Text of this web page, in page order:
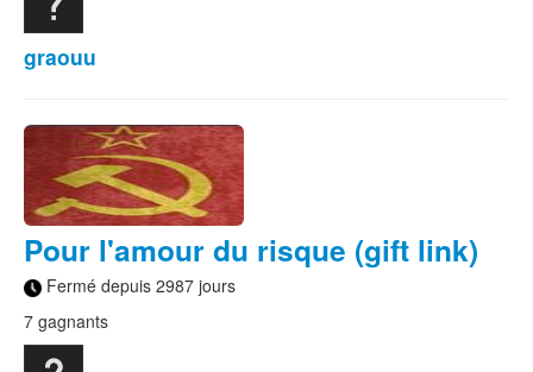
graouu
Pour l'amour du risque (gift link)
Fermé depuis 2987 jours
7 gagnants